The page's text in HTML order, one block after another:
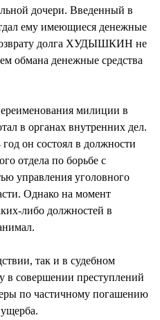
дочери. Введенный в
ему имеющиеся денежные
возврату долга ХУДЫШКИН не
обмана денежные средства
милиции в
в органах внутренних дел.
он состоял в должности
отдела по борьбе с
управления уголовного
Однако на момент
либо должностей в
так и в судебном
совершении преступлений
по частичному погашению